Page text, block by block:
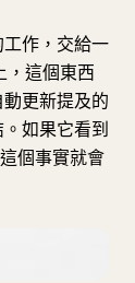
作，交給一
，這個東西
更新提及的
如果它看到
個事實就會